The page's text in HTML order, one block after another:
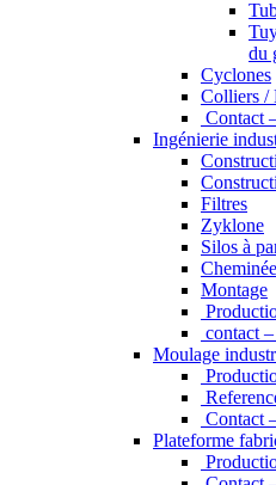
du
Cyclones
Colliers /
Contact
Ingénierie
Filtres
Zyklone
Silos à
Montage
contact
Moulage
Contact
Plateforme